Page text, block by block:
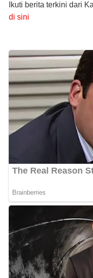
Ikuti berita terkini dari
di sini